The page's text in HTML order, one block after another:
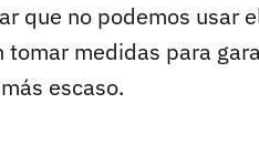
que no podemos usar
medidas para
escaso.